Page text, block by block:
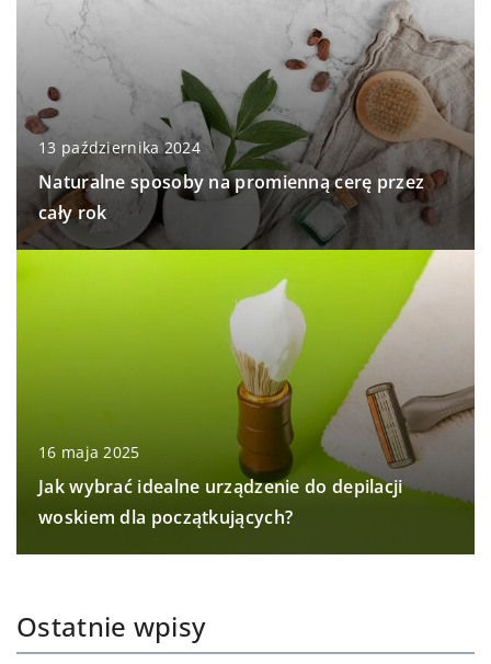
13 października 2024
Naturalne sposoby na promienną cerę przez
cały rok
16 maja 2025
Jak wybrać idealne urządzenie do depilacji
woskiem dla początkujących?
Ostatnie wpisy